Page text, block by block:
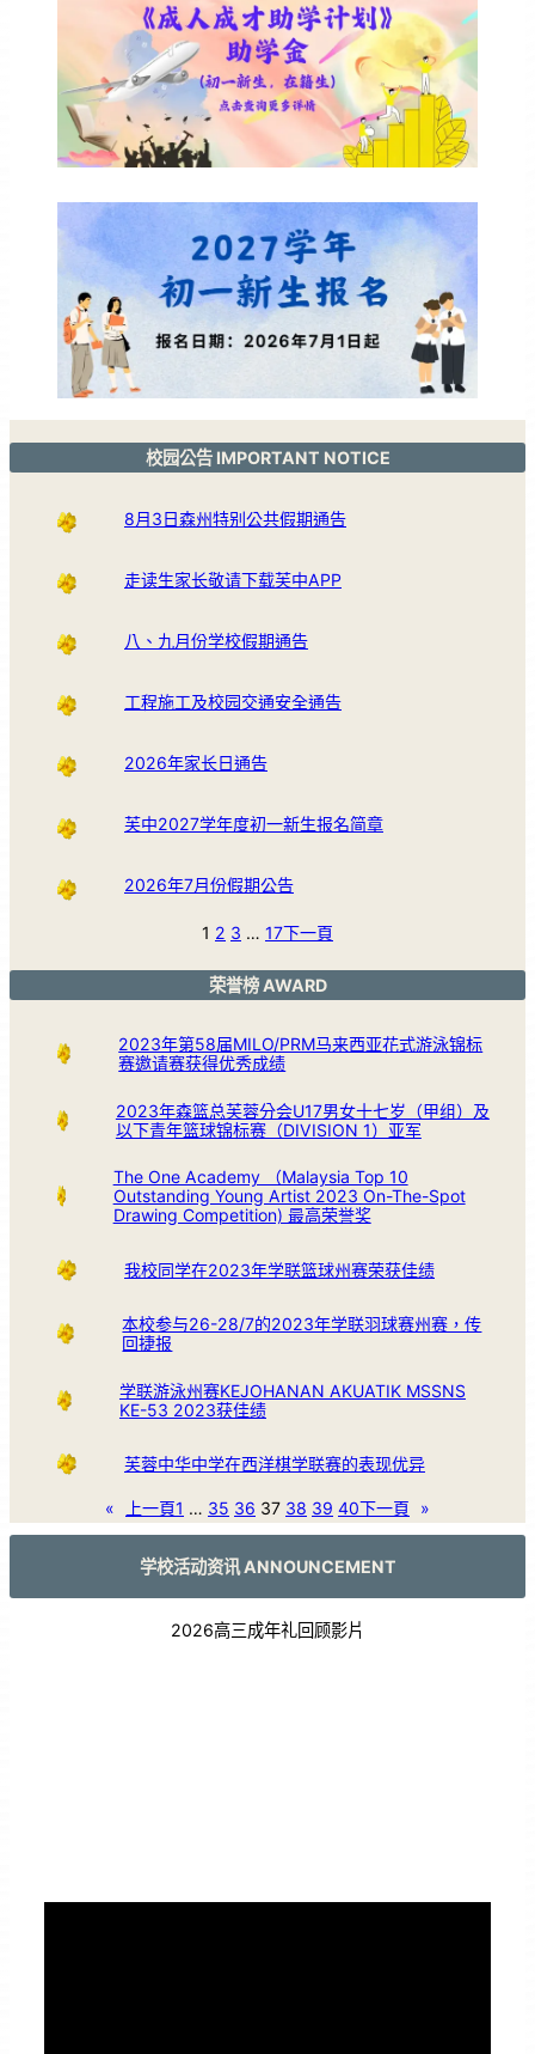
校园公告 IMPORTANT NOTICE
8月3日森州特别公共假期通告
走读生家长敬请下载芙中APP
八、九月份学校假期通告
工程施工及校园交通安全通告
2026年家长日通告
芙中2027学年度初一新生报名简章
2026年7月份假期公告
1 2 3 … 17下一頁
荣誉榜 AWARD
2023年第58届MILO/PRM马来西亚花式游泳锦标
赛邀请赛获得优秀成绩
2023年森篮总芙蓉分会U17男女十七岁（甲组）及
以下青年篮球锦标赛（DIVISION 1）亚军
The One Academy （Malaysia Top 10
Outstanding Young Artist 2023 On-The-Spot
Drawing Competition) 最高荣誉奖
我校同学在2023年学联篮球州赛荣获佳绩
本校参与26-28/7的2023年学联羽球赛州赛，传
回捷报
学联游泳州赛KEJOHANAN AKUATIK MSSNS
KE-53 2023获佳绩
芙蓉中华中学在西洋棋学联赛的表现优异
« 上一頁1 … 35 36 37 38 39 40下一頁 »
学校活动资讯 ANNOUNCEMENT
2026高三成年礼回顾影片